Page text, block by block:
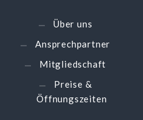
Über uns
Ansprechpartner
Mitgliedschaft
Preise &
Öffnungszeiten